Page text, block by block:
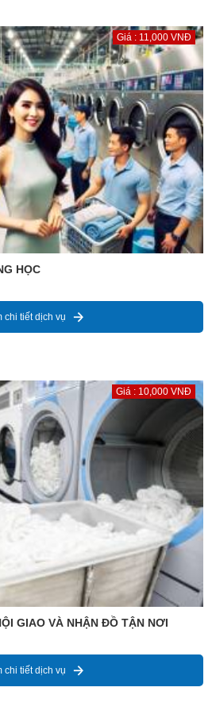
Giá : 11,000 VNĐ
HỌC
chi tiết dịch vụ
Giá : 10,000 VNĐ
GIAO VÀ NHẬN ĐỒ TẬN NƠI
chi tiết dịch vụ